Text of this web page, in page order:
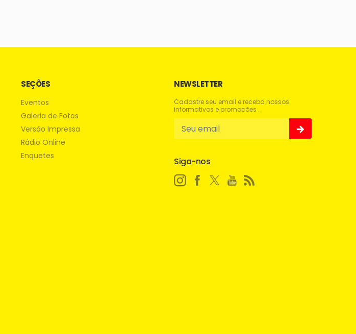
SEÇÕES
Eventos
Galeria de Fotos
Versão Impressa
Rádio Online
Enquetes
NEWSLETTER
Cadastre seu email e receba nossos
informativos e promocões .
Siga-nos